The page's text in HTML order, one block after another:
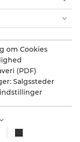
om Cookies
(PDF)
Salgssteder